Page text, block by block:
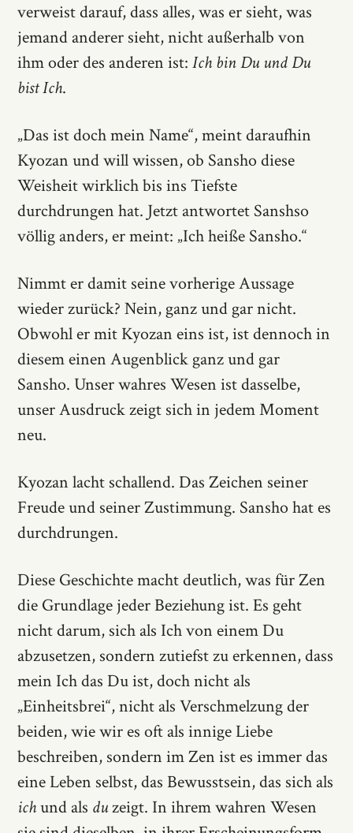
verweist darauf, dass alles, was er sieht, was
jemand anderer sieht, nicht außerhalb von
ihm oder des anderen ist:Ich bin Du und Du
bist Ich.
„Das ist doch mein Name“, meint daraufhin
Kyozan und will wissen, ob Sansho diese
Weisheit wirklich bis ins Tiefste
durchdrungen hat. Jetzt antwortet Sanshso
völlig anders, er meint: „Ich heiße Sansho.“
Nimmt er damit seine vorherige Aussage
wieder zurück? Nein, ganz und gar nicht.
Obwohl er mit Kyozan eins ist, ist dennoch in
diesem einen Augenblick ganz und gar
Sansho. Unser wahres Wesen ist dasselbe,
unser Ausdruck zeigt sich in jedem Moment
neu.
Kyozan lacht schallend. Das Zeichen seiner
Freude und seiner Zustimmung. Sansho hat es
durchdrungen.
Diese Geschichte macht deutlich, was für Zen
die Grundlage jeder Beziehung ist. Es geht
nicht darum, sich als Ich von einem Du
abzusetzen, sondern zutiefst zu erkennen, dass
mein Ich das Du ist, doch nicht als
„Einheitsbrei“, nicht als Verschmelzung der
beiden, wie wir es oft als innige Liebe
beschreiben, sondern im Zen ist es immer das
eine Leben selbst, das Bewusstsein, das sich als
ichund als duzeigt. In ihrem wahren Wesen